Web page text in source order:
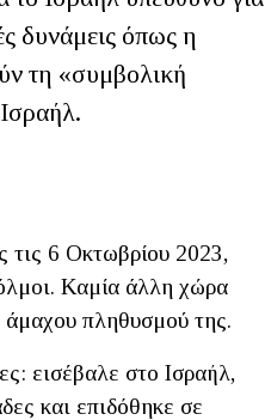
δυνάμεις όπως η
τη «συμβολική
τις 6 Οκτωβρίου 2023,
Καμία άλλη χώρα
άμαχου πληθυσμού της.
εισέβαλε στο Ισραήλ,
και επιδόθηκε σε